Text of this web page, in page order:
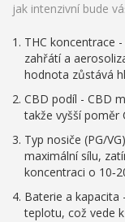
jak intenzivní bude
THC koncentrace
zahřátí a
hodnota zůstává
CBD podíl - CBD
takže vyšší poměr
Typ nosiče (PG/
maximální sílu,
koncentraci o
Baterie a kapacita
teplotu, což vede